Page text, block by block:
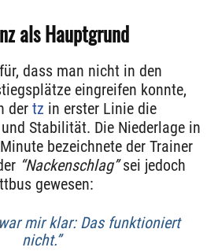
als Hauptgrund
dass man nicht in den
eingreifen konnte,
der tz in erster Linie die
Stabilität. Die Niederlage in
bezeichnete der Trainer
“Nackenschlag”sei jedoch
gewesen:
mir klar: Das funktioniert
nicht.”